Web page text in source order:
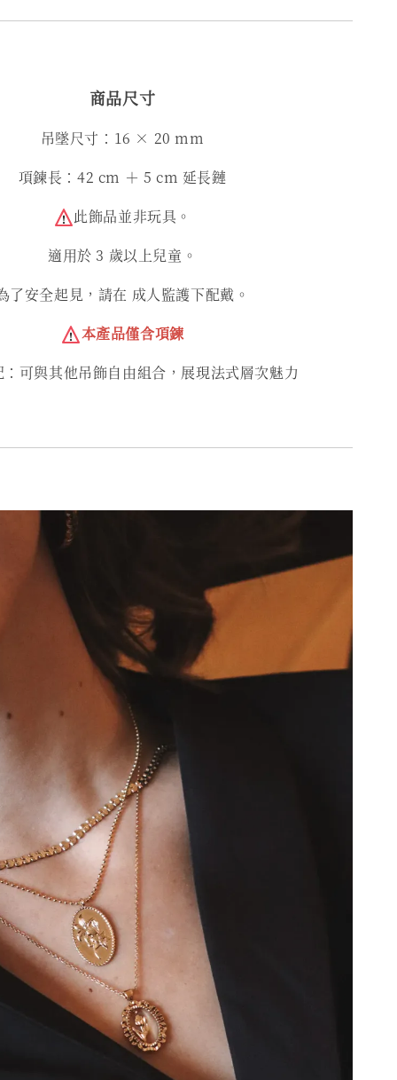
商品尺寸
吊墜尺寸：16 × 20 mm
項鍊長：42 cm ＋ 5 cm 延長鏈
此飾品並非玩具。
適用於 3 歲以上兒童。
了安全起見，請在 成人監護下配戴。
本產品僅含項鍊
可與其他吊飾自由組合，展現法式層次魅力